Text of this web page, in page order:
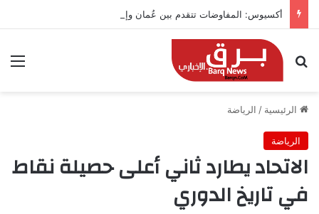
أكسيوس: المفاوضات تتقدم بين عُمان وإيران بشأن هرمز
بحث عن
الرئيسية / الرياضة
الرياضة
الاتحاد يطارد ثاني أعلى حصيلة نقاط
في تاريخ الدوري